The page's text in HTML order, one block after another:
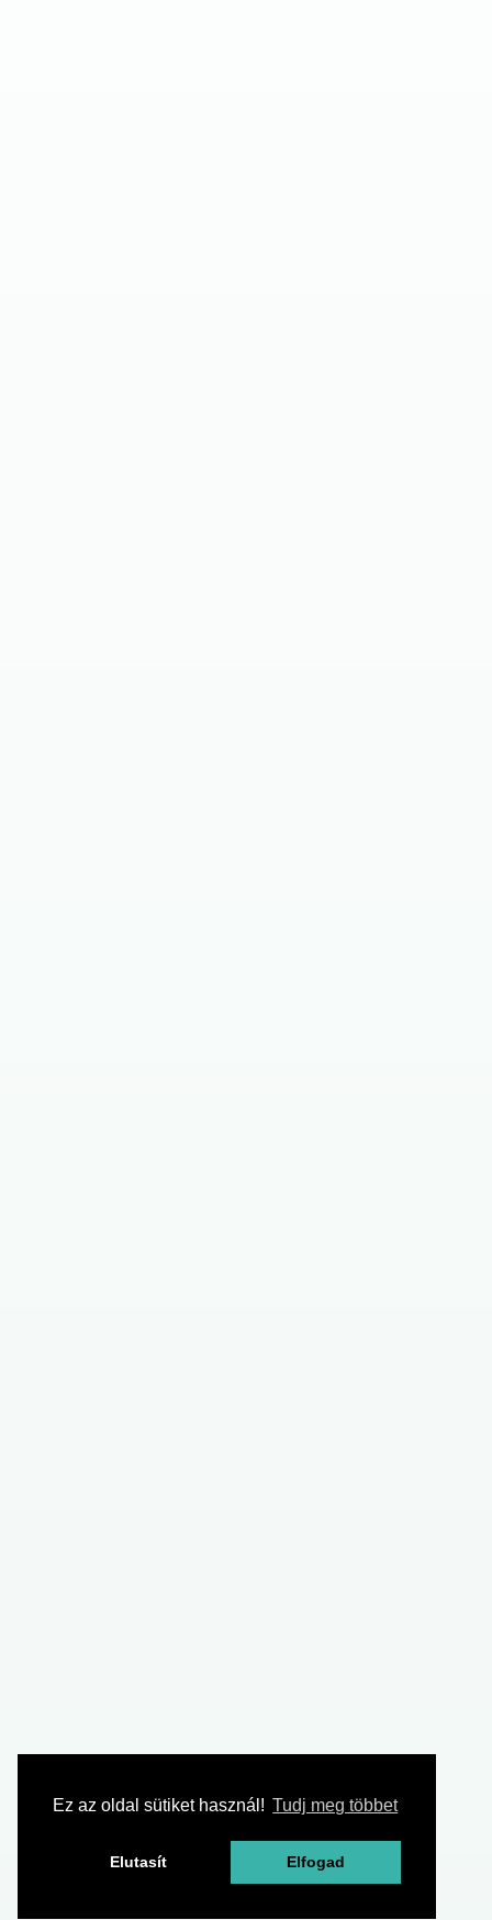
Ez az oldal sütiket használ! Tudj meg többet
Elutasít Elfogad